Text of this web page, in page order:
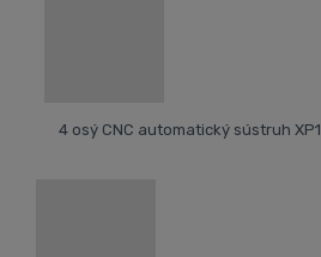
4 osý CNC automatický sústruh